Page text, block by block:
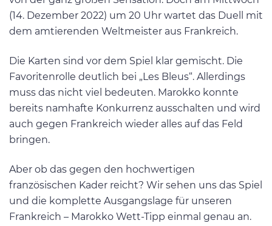
(14. Dezember 2022) um 20 Uhr wartet das Duell mit
dem amtierenden Weltmeister aus Frankreich.
Die Karten sind vor dem Spiel klar gemischt. Die
Favoritenrolle deutlich bei „Les Bleus“. Allerdings
muss das nicht viel bedeuten. Marokko konnte
bereits namhafte Konkurrenz ausschalten und wird
auch gegen Frankreich wieder alles auf das Feld
bringen.
Aber ob das gegen den hochwertigen
französischen Kader reicht? Wir sehen uns das Spiel
und die komplette Ausgangslage für unseren
Frankreich – Marokko Wett-Tipp einmal genau an.